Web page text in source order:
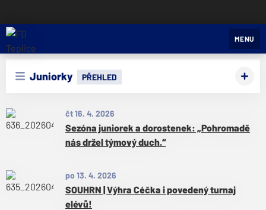
FD Teplice
MENU
Juniorky PŘEHLED
čt 16. 4. 2026
Sezóna juniorek a dorostenek: „Pohromadě
nás držel týmový duch.“
po 13. 4. 2026
SOUHRN | Výhra Céčka i povedený turnaj
elévů!